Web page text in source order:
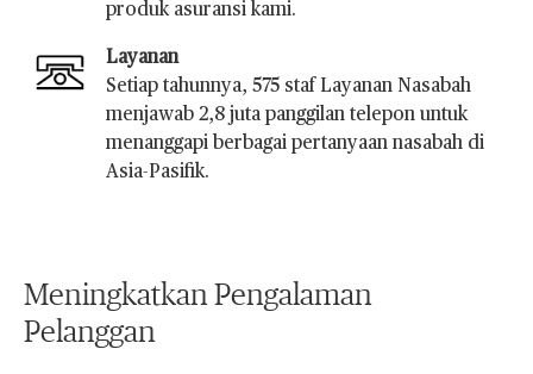
produk asuransi kami.
Layanan
Setiap tahunnya, 575 staf Layanan Nasabah
menjawab 2,8 juta panggilan telepon untuk
menanggapi berbagai pertanyaan nasabah di
Asia-Pasifik.
Meningkatkan Pengalaman
Pelanggan